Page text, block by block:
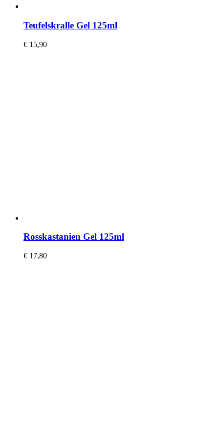
Teufelskralle Gel 125ml
€ 15,90
Rosskastanien Gel 125ml
€ 17,80